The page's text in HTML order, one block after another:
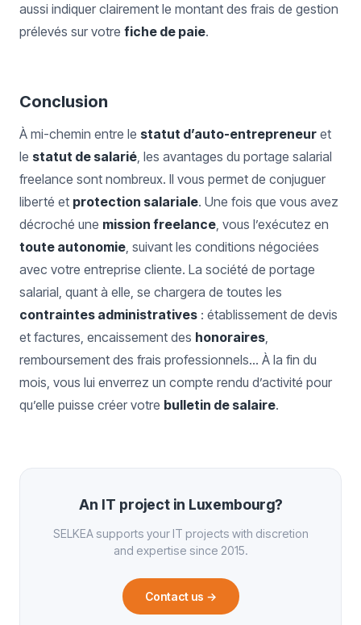
aussi indiquer clairement le montant des frais de gestion
prélevés sur votre fiche de paie.
Conclusion
À mi-chemin entre le statut d’auto-entrepreneur et
le statut de salarié, les avantages du portage salarial
freelance sont nombreux. Il vous permet de conjuguer
liberté et protection salariale. Une fois que vous avez
décroché une mission freelance, vous l’exécutez en
toute autonomie, suivant les conditions négociées
avec votre entreprise cliente. La société de portage
salarial, quant à elle, se chargera de toutes les
contraintes administratives : établissement de devis
et factures, encaissement des honoraires,
remboursement des frais professionnels… À la fin du
mois, vous lui enverrez un compte rendu d’activité pour
qu’elle puisse créer votre bulletin de salaire.
An IT project in Luxembourg?
SELKEA supports your IT projects with discretion
and expertise since 2015.
Contact us →